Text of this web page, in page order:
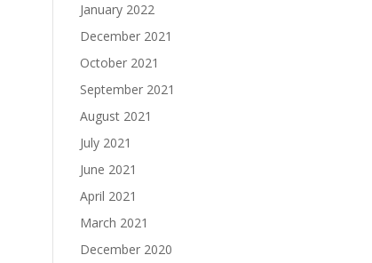
January 2022
December 2021
October 2021
September 2021
August 2021
July 2021
June 2021
April 2021
March 2021
December 2020